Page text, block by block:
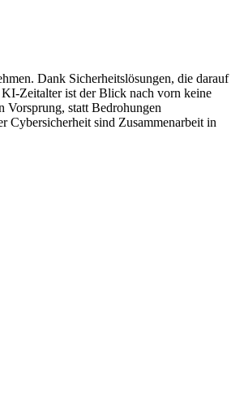
Dank Sicherheitslösungen, die darauf
KI-Zeitalter ist der Blick nach vorn keine
Vorsprung, statt Bedrohungen
Cybersicherheit sind Zusammenarbeit in